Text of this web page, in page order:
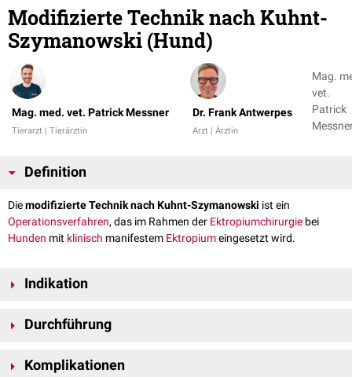
Modifizierte Technik nach Kuhnt-
Szymanowski (Hund)
Mag. med. vet. Patrick Messner
Tierarzt | Tierärztin
Dr. Frank Antwerpes
Arzt | Ärztin
Mag.
vet.
Patrick
Definition
Diemodifizierte Technik nach Kuhnt-Szymanowski ist ein
Operationsverfahren, das im Rahmen der Ektropiumchirurgie bei
Hunden mit klinisch manifestem Ektropiumeingesetzt wird.
Indikation
Risikoeiner möglichenNarbenbildung
Die Technik kommt insbesondere bei einem
Durchführung
Haut
und den Musculus orbicularis oculi
Komplikationen